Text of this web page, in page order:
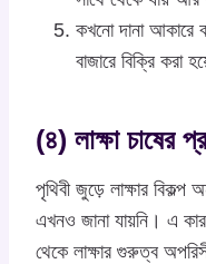
কখনো দানা আকারে
বাজারে বিক্রি করা
(৪) লাক্ষা চাষের
পৃথিবী জুড়ে লাক্ষার
এখনও জানা যায়নি। এ
থেকে লাক্ষার গুরুত্ব